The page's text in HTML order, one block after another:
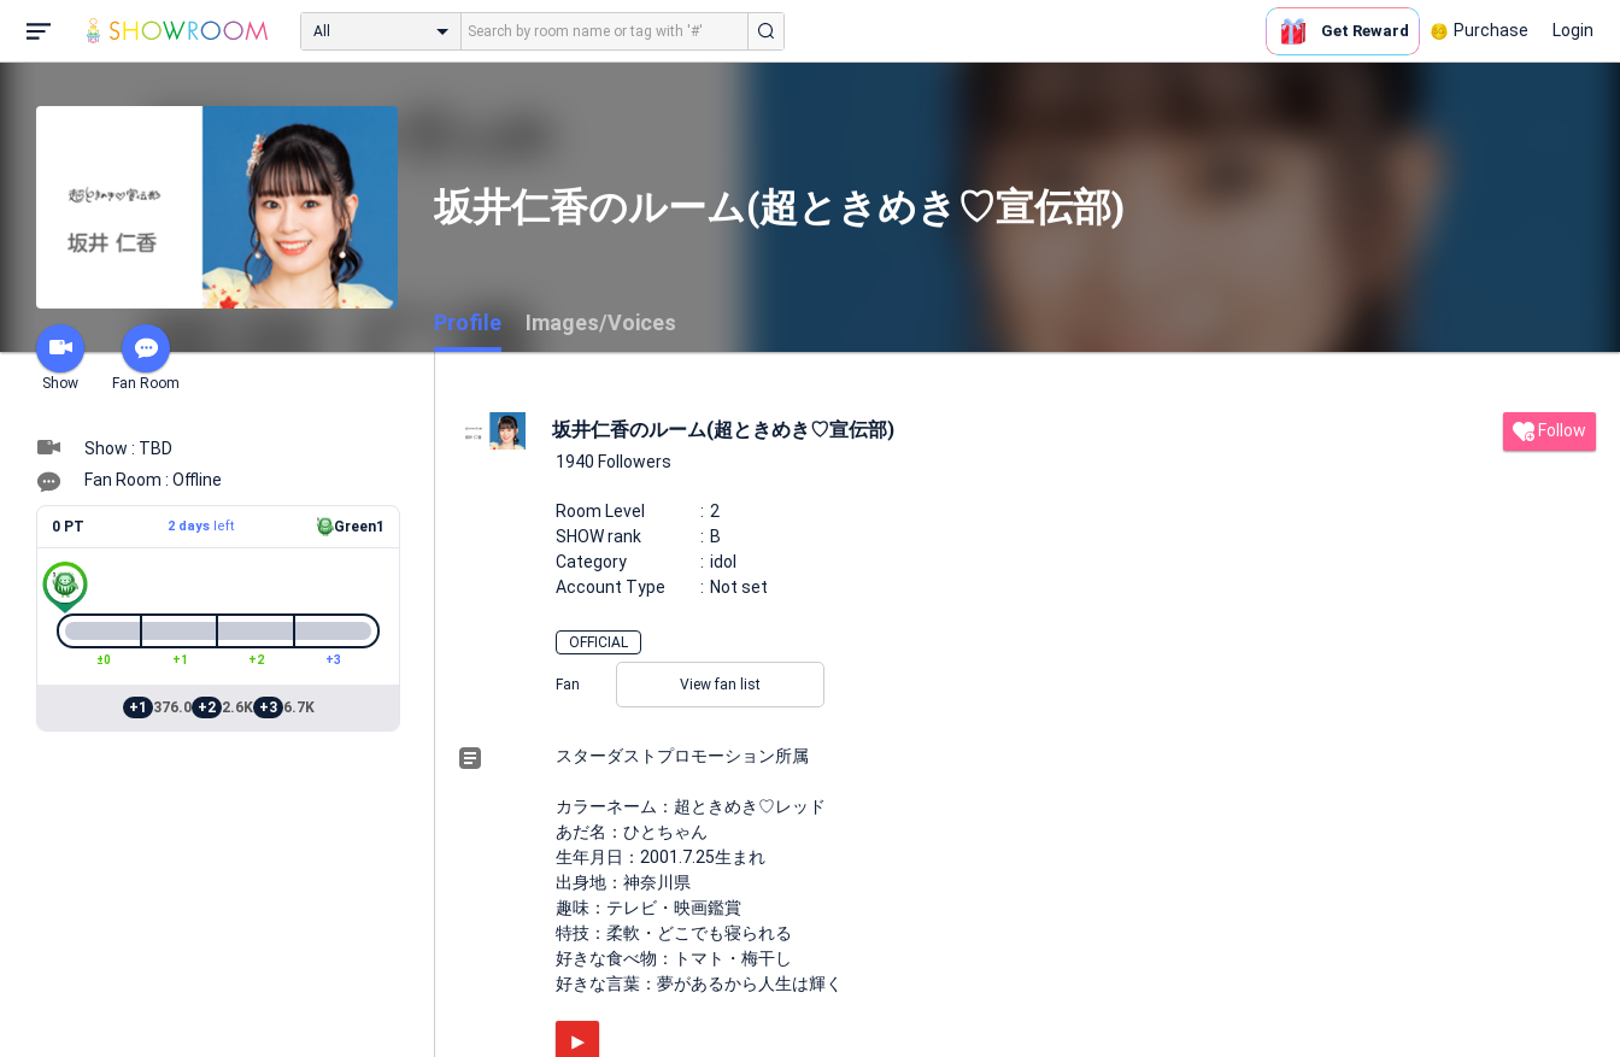
All Get Reward Purchase Login
Show Fan Room
坂井仁香のルーム(超ときめき♡宣伝部)
Profile Images/Voices
Show : TBD
Fan Room : Offline
0 PT 2 daysleft Green1
±0 +1 +2 +3
+1 376.0 +2 2.6K +3 6.7K
坂井仁香のルーム(超ときめき♡宣伝部)
1940 Followers
Follow
Room Level
2
SHOW rank
B
Category
idol
Account Type
Not set
OFFICIAL
Fan View fan list
スターダストプロモーション所属
カラーネーム：超ときめき♡レッド
あだ名：ひとちゃん
生年月日：2001.7.25生まれ
出身地：神奈川県
趣味：テレビ・映画鑑賞
特技：柔軟・どこでも寝られる
好きな食べ物：トマト・梅干し
好きな言葉：夢があるから人生は輝く